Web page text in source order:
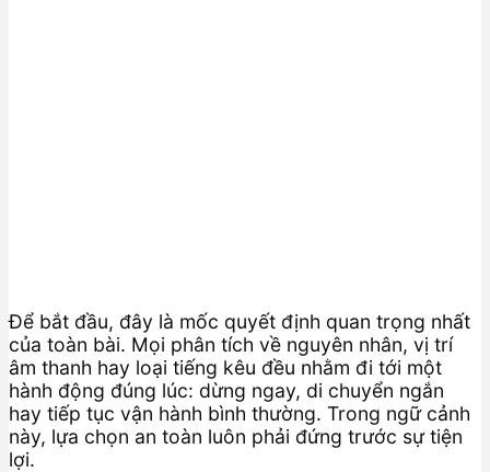
Để bắt đầu, đây là mốc quyết định quan trọng nhất
của toàn bài. Mọi phân tích về nguyên nhân, vị trí
âm thanh hay loại tiếng kêu đều nhằm đi tới một
hành động đúng lúc: dừng ngay, di chuyển ngắn
hay tiếp tục vận hành bình thường. Trong ngữ cảnh
này, lựa chọn an toàn luôn phải đứng trước sự tiện
lợi.